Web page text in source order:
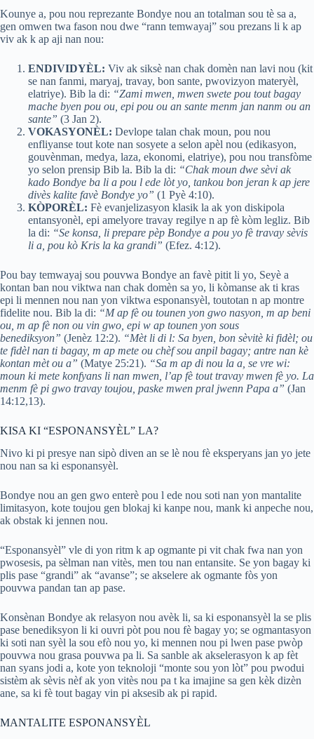
Kounye a, pou nou reprezante Bondye nou an totalman sou tè sa a,
gen omwen twa fason nou dwe “rann temwayaj” sou prezans li k ap
viv ak k ap aji nan nou:
ENDIVIDYÈL: Viv ak siksè nan chak domèn nan lavi nou (kit
se nan fanmi, maryaj, travay, bon sante, pwovizyon materyèl,
elatriye). Bib la di: “Zami mwen, mwen swete pou tout bagay
mache byen pou ou, epi pou ou an sante menm jan nanm ou an
sante” (3 Jan 2).
VOKASYONÈL: Devlope talan chak moun, pou nou
enfliyanse tout kote nan sosyete a selon apèl nou (edikasyon,
gouvènman, medya, laza, ekonomi, elatriye), pou nou transfòme
yo selon prensip Bib la. Bib la di: “Chak moun dwe sèvi ak
kado Bondye ba li a pou l ede lòt yo, tankou bon jeran k ap jere
divès kalite favè Bondye yo” (1 Pyè 4:10).
KÒPORÈL: Fè evanjelizasyon klasik la ak yon diskipola
entansyonèl, epi amelyore travay regilye n ap fè kòm legliz. Bib
la di: “Se konsa, li prepare pèp Bondye a pou yo fè travay sèvis
li a, pou kò Kris la ka grandi” (Efez. 4:12).
Pou bay temwayaj sou pouvwa Bondye an favè pitit li yo, Seyè a
kontan ban nou viktwa nan chak domèn sa yo, li kòmanse ak ti kras
epi li mennen nou nan yon viktwa esponansyèl, toutotan n ap montre
fidelite nou. Bib la di: “M ap fè ou tounen yon gwo nasyon, m ap beni
ou, m ap fè non ou vin gwo, epi w ap tounen yon sous
benediksyon” (Jenèz 12:2). “Mèt li di l: Sa byen, bon sèvitè ki fidèl; ou
te fidèl nan ti bagay, m ap mete ou chèf sou anpil bagay; antre nan kè
kontan mèt ou a” (Matye 25:21). “Sa m ap di nou la a, se vre wi:
moun ki mete konfyans li nan mwen, l’ap fè tout travay mwen fè yo. La
menm fè pi gwo travay toujou, paske mwen pral jwenn Papa a” (Jan
14:12,13).
KISA KI “ESPONANSYÈL” LA?
Nivo ki pi presye nan sipò diven an se lè nou fè eksperyans jan yo jete
nou nan sa ki esponansyèl.
Bondye nou an gen gwo enterè pou l ede nou soti nan yon mantalite
limitasyon, kote toujou gen blokaj ki kanpe nou, mank ki anpeche nou,
ak obstak ki jennen nou.
“Esponansyèl” vle di yon ritm k ap ogmante pi vit chak fwa nan yon
pwosesis, pa sèlman nan vitès, men tou nan entansite. Se yon bagay ki
plis pase “grandi” ak “avanse”; se akselere ak ogmante fòs yon
pouvwa pandan tan ap pase.
Konsènan Bondye ak relasyon nou avèk li, sa ki esponansyèl la se plis
pase benediksyon li ki ouvri pòt pou nou fè bagay yo; se ogmantasyon
ki soti nan syèl la sou efò nou yo, ki mennen nou pi lwen pase pwòp
pouvwa nou grasa pouvwa pa li. Sa sanble ak akselerasyon k ap fèt
nan syans jodi a, kote yon teknoloji “monte sou yon lòt” pou pwodui
sistèm ak sèvis nèf ak yon vitès nou pa t ka imajine sa gen kèk dizèn
ane, sa ki fè tout bagay vin pi aksesib ak pi rapid.
MANTALITE ESPONANSYÈL